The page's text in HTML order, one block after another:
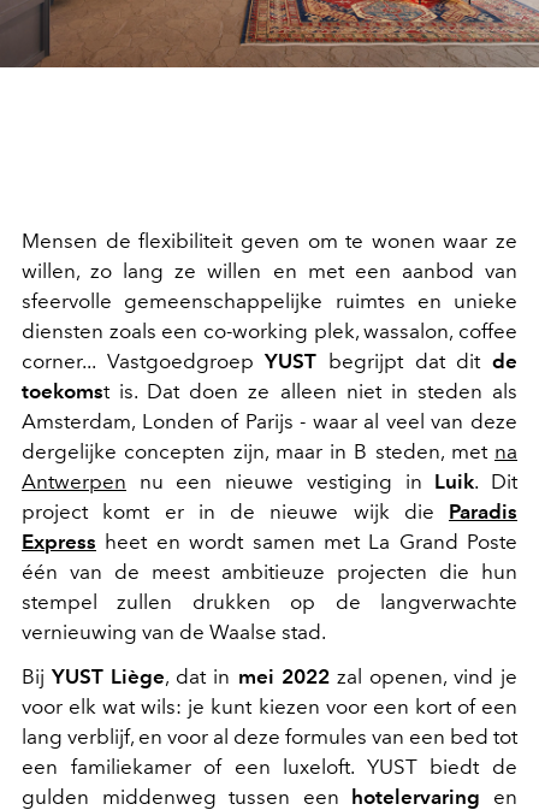
Mensen de flexibiliteit geven om te wonen waar ze
willen, zo lang ze willen en met een aanbod van
sfeervolle gemeenschappelijke ruimtes en unieke
diensten zoals een co-working plek, wassalon, coffee
corner... VastgoedgroepYUST begrijpt dat ditde
toekomst is. Dat doen ze alleen niet in steden als
Amsterdam, Londen of Parijs - waar al veel van deze
dergelijke concepten zijn, maar in B steden, met na
Antwerpen nu een nieuwe vestiging in Luik. Dit
project komt er in de nieuwe wijk die
Paradis
Express heet en wordt samen met La Grand Poste
één van de meest ambitieuze projecten die hun
stempel zullen drukken op de langverwachte
vernieuwing van de Waalse stad.
BijYUST Liège, dat in mei 2022zal openen, vind je
voor elk wat wils: je kunt kiezen voor een kort of een
lang verblijf, en voor al deze formules van een bed tot
een familiekamer of een luxeloft. YUST biedt de
gulden middenweg tussen een hotelervaring en